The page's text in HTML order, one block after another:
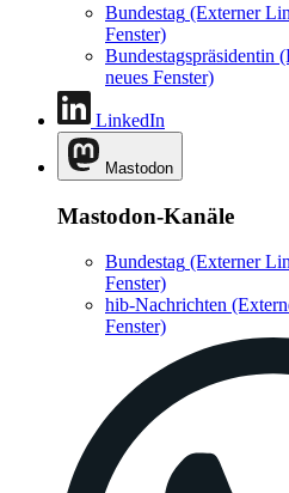
Bundestag (Externer
Fenster)
Bundestagspräsidentin
neues Fenster)
LinkedIn
Mastodon
Mastodon-Kanäle
Bundestag (Externer
Fenster)
hib-Nachrichten
Fenster)